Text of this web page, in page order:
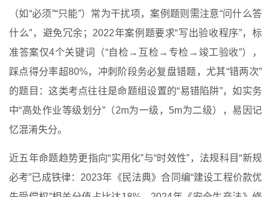
（如“必须”“只能”）常为干扰项，案例题则需注意“问什么答
什么”，避免冗余；2022年案例题要求“写出验收程序”，标
准答案仅4个关键词（“自检→互检→专检→竣工验收”），
踩点得分率超80%，冲刺阶段务必复盘错题，尤其“错两次”
的题目：这类考点往往是命题组设置的“易错陷阱”，如实务
中“高处作业等级划分”（2m为一级，5m为二级），易因记
忆混淆失分。
近五年命题趋势更指向“实用化”与“时效性”，法规科目“新规
必考”已成铁律：2023年《民法典》合同编“建设工程价款优